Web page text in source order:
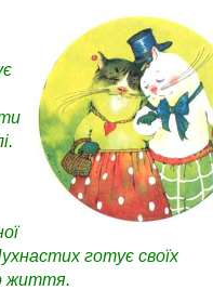
готує своїх
життя.